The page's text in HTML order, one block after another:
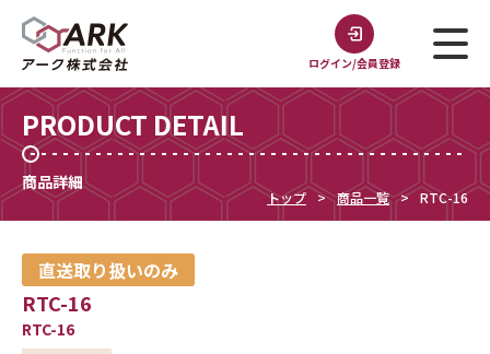
ログイン/会員登録
PRODUCT DETAIL
商品詳細
トップ 商品一覧 RTC-16
直送取り扱いのみ
RTC-16
RTC-16